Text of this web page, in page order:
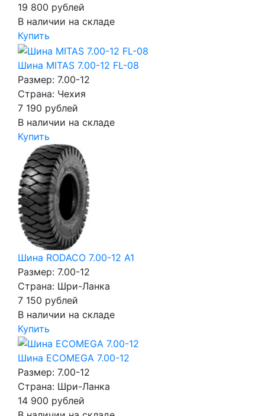
19 800 рублей
В наличии на складе
Купить
Шина MITAS 7.00-12 FL-08
Размер: 7.00-12
Страна: Чехия
7 190 рублей
В наличии на складе
Купить
Шина RODACO 7.00-12 A1
Размер: 7.00-12
Страна: Шри-Ланка
7 150 рублей
В наличии на складе
Купить
Шина ECOMEGA 7.00-12
Размер: 7.00-12
Страна: Шри-Ланка
14 900 рублей